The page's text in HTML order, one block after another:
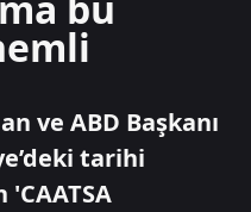
ve ABD Başkanı
tarihi
'CAATSA